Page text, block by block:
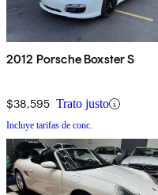
2012 Porsche Boxster S
$38,595 Trato justo
Incluye tarifas de conc.